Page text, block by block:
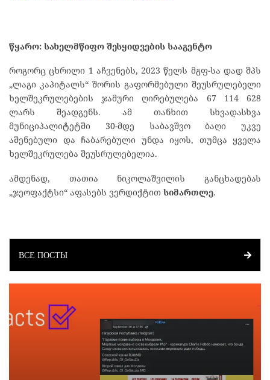
წყარო: სახელმწიფო შესყიდვების სააგენტო
როგორც ცხრილი 1 აჩვენებს, 2023 წელს მგფ-სა დად შპს
„ლაგი კაპიტალს“ შორის გაფორმებული შეუსრულებელი
ხელშეკრულებების ჯამური ღირებულება 67 114 628
ლარს შეადგენს. ამ თანხით სხვადასხვა
მუნიციპალიტეტში 30-მდე საბავშვო ბაღი უკვე
აშენებული და ჩაბარებული უნდა იყოს, თუმცა ყველა
ხელშეკრულება შეუსრულებელია.
ამდენად, თათია ნიკოლაშვილის განცხადებას
„ჯეოფაქტსი“ აფასებს ვერდიქტით სიმართლე.
ВСЕ ПОСТЫ